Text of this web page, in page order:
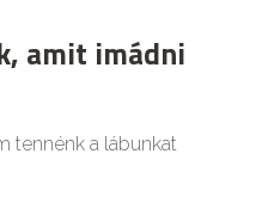
amit imádni
tennénk a lábunkat